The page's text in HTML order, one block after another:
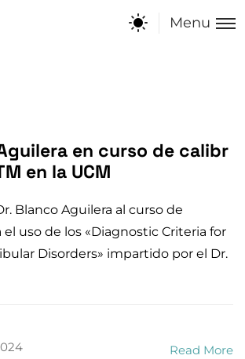
en curso de calibr
en la UCM
Blanco Aguilera al curso de
el uso de los «Diagnostic Criteria for
Disorders» impartido por el Dr.
Read More